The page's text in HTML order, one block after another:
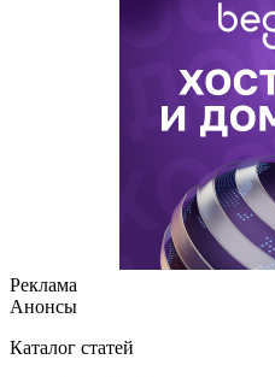
Реклама
Анонсы
Каталог статей